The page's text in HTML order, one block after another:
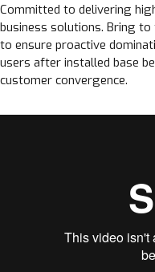
Committed to delivering
business solutions. Bring
to ensure proactive
users after installed base
customer convergence.